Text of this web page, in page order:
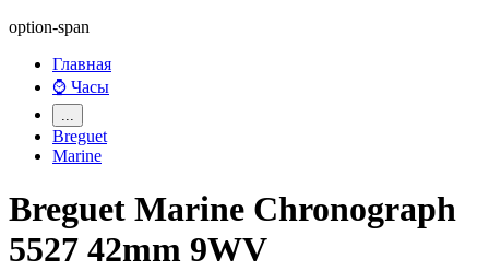
option-span
Главная
⌚ Часы
Breguet
Marine
Breguet Marine Chronograph
5527 42mm 9WV